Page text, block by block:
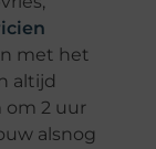
met het
altijd
om 2 uur
alsnog